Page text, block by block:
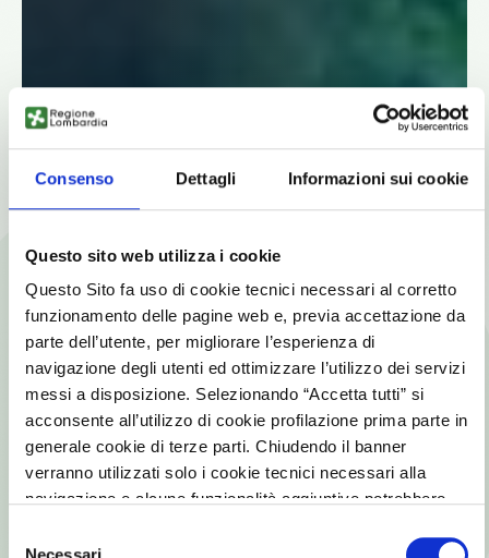
Consenso Dettagli Informazioni sui cookie
Questo sito web utilizza i cookie
Questo Sito fa uso di cookie tecnici necessari al corretto
funzionamento delle pagine web e, previa accettazione da
parte dell’utente, per migliorare l’esperienza di
navigazione degli utenti ed ottimizzare l’utilizzo dei servizi
messi a disposizione. Selezionando “Accetta tutti” si
acconsente all’utilizzo di cookie profilazione prima parte in
generale cookie di terze parti. Chiudendo il banner
verranno utilizzati solo i cookie tecnici necessari alla
navigazione e alcune funzionalità aggiuntive potrebbero
Per conoscere i dettagli, consulta la nostra cookie policy.
Necessari